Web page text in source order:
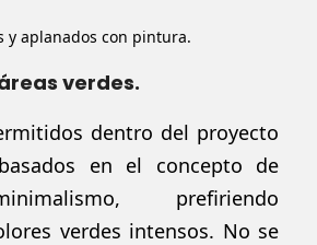
y aplanados con pintura.
verdes.
dentro del proyecto
en el concepto de
minimalismo, prefiriendo
verdes intensos. No se